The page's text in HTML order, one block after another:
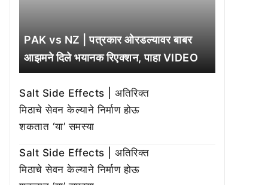
PAK vs NZ | पत्रकार ओरडल्यावर बाबर
आझमने दिले भयानक रिएक्शन, पाहा VIDEO
Salt Side Effects | अतिरिक्त
मिठाचे सेवन केल्याने निर्माण होऊ
शकतात ‘या’ समस्या
Salt Side Effects | अतिरिक्त
मिठाचे सेवन केल्याने निर्माण होऊ